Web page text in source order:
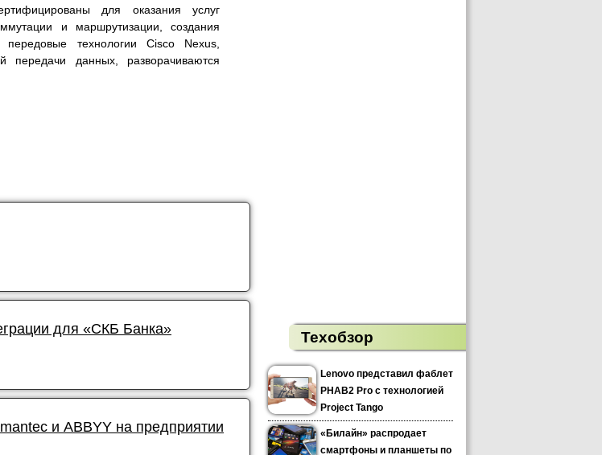
для оказания услуг
и маршрутизации, создания
технологии Cisco Nexus,
передачи данных, разворачиваются
для «СКБ Банка»
и ABBYY на предприятии
Техобзор
Lenovo представил фаблет
PHAB2 Pro с технологией
Project Tango
«Билайн» распродает
смартфоны и планшеты по